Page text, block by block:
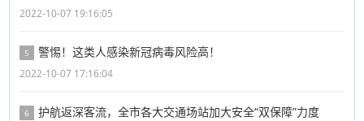
2022-10-07 19:16:05
5 警惕！这类人感染新冠病毒风险高！
2022-10-07 17:16:04
6 护航返深客流，全市各大交通场站加大安全“双保障”力度